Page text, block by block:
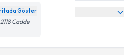
Göster
Cadde